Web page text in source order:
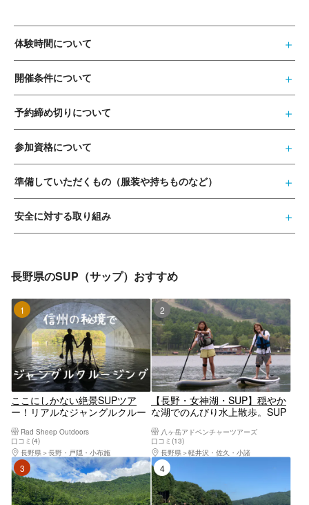
体験時間について
開催条件について
予約締め切りについて
参加資格について
準備していただくもの（服装や持ちものなど）
安全に対する取り組み
長野県のSUP（サップ）おすすめ
1位
ここにしかない絶景SUPツア
ー！リアルなジャングルクルー
Rad Sheep Outdoors
口コミ(4)
長野県
長野・戸隠・小布施
2位
【長野・女神湖・SUP】穏やか
な湖でのんびり水上散歩。SUP
八ヶ岳アドベンチャーツアーズ
口コミ(13)
長野県
軽井沢・佐久・小諸
3位